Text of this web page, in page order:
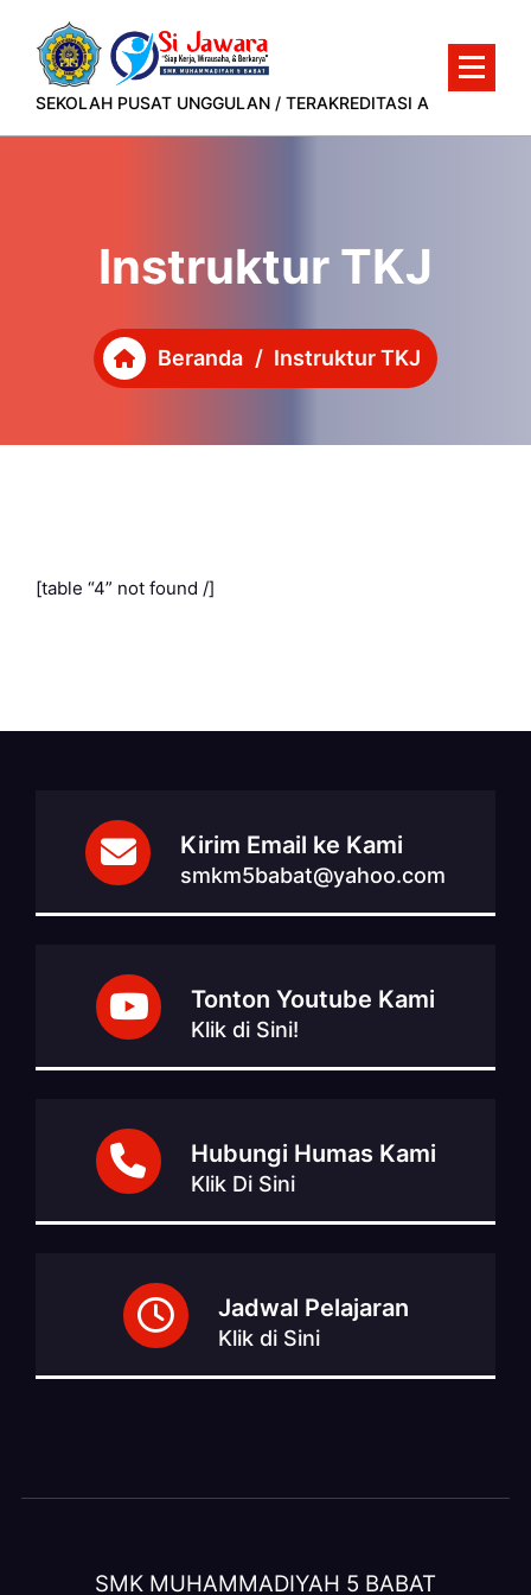
konten
SEKOLAH PUSAT UNGGULAN / TERAKREDITASI A
Instruktur TKJ
Beranda / Instruktur TKJ
[table “4” not found /]
Kirim Email ke Kami
smkm5babat@yahoo.com
Tonton Youtube Kami
Klik di Sini!
Hubungi Humas Kami
Klik Di Sini
Jadwal Pelajaran
Klik di Sini
SMK MUHAMMADIYAH 5 BABAT